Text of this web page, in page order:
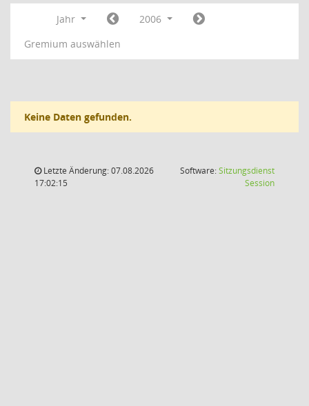
Jahr
2006
Gremium auswählen
Keine Daten gefunden.
Letzte Änderung: 07.08.2026
17:02:15
Software:Sitzungsdienst
Session(Wird in